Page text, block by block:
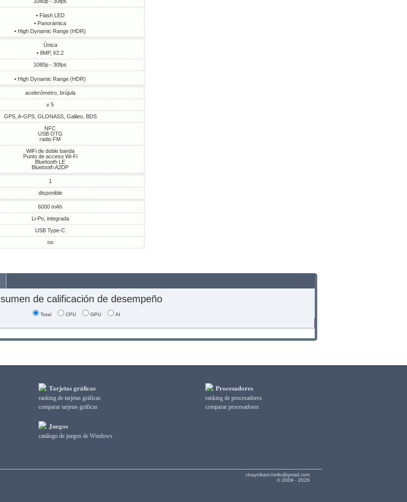
• Flash LED
• Panorámica
• High Dynamic Range (HDR)
Única
• 8MP, f/2.2
1080p - 30fps
• High Dynamic Range (HDR)
acelerómetro, brújula
v 5
GPS, A-GPS, GLONASS, Galileo, BDS
NFC
USB OTG
radio FM
WiFi de doble banda
Punto de acceso Wi-Fi
Bluetooth LE
Bluetooth A2DP
1
disponible
6000 mAh
Li-Po, integrada
USB Type-C
no
de calificación de desempeño
Total CPU GPU AI
Tarjetas gráficas
ranking de tarjetas gráficas
comparar tarjetas gráficas
Juegos
catálogo de juegos de Windows
Procesadores
ranking de procesadores
comparar procesadores
chaynikam.hello@gmail.com
© 2009 - 2026